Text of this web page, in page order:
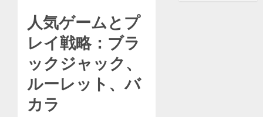
人気ゲームとプ
レイ戦略：ブラ
ックジャック、
ルーレット、バ
カラ